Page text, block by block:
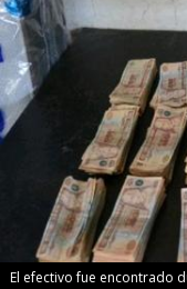
El efectivo fue encontrado